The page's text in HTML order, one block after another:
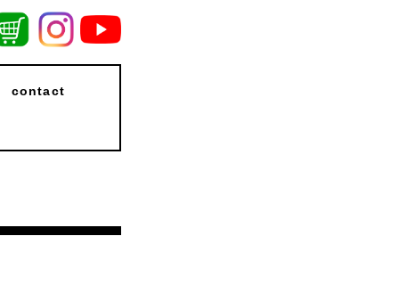
contact